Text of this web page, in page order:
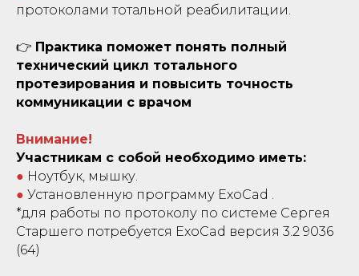
протоколами тотальной реабилитации.
👉 Практика поможет понять полный
технический цикл тотального
протезирования и повысить точность
коммуникации с врачом
Внимание!
Участникам с собой необходимо иметь:
● Ноутбук, мышку.
● Установленную программу ExoCad .
*для работы по протоколу по системе Сергея
Старшего потребуется ExoCad версия 3.2 9036
(64)